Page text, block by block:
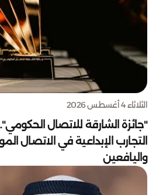
الثلاثاء 4 أغسطس 2026
"جائزة الشارقة للاتصال
التجارب الإبداعية في الاتصال
واليافعين